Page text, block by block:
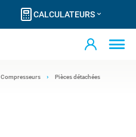
CALCULATEURS
Compresseurs Pièces détachées